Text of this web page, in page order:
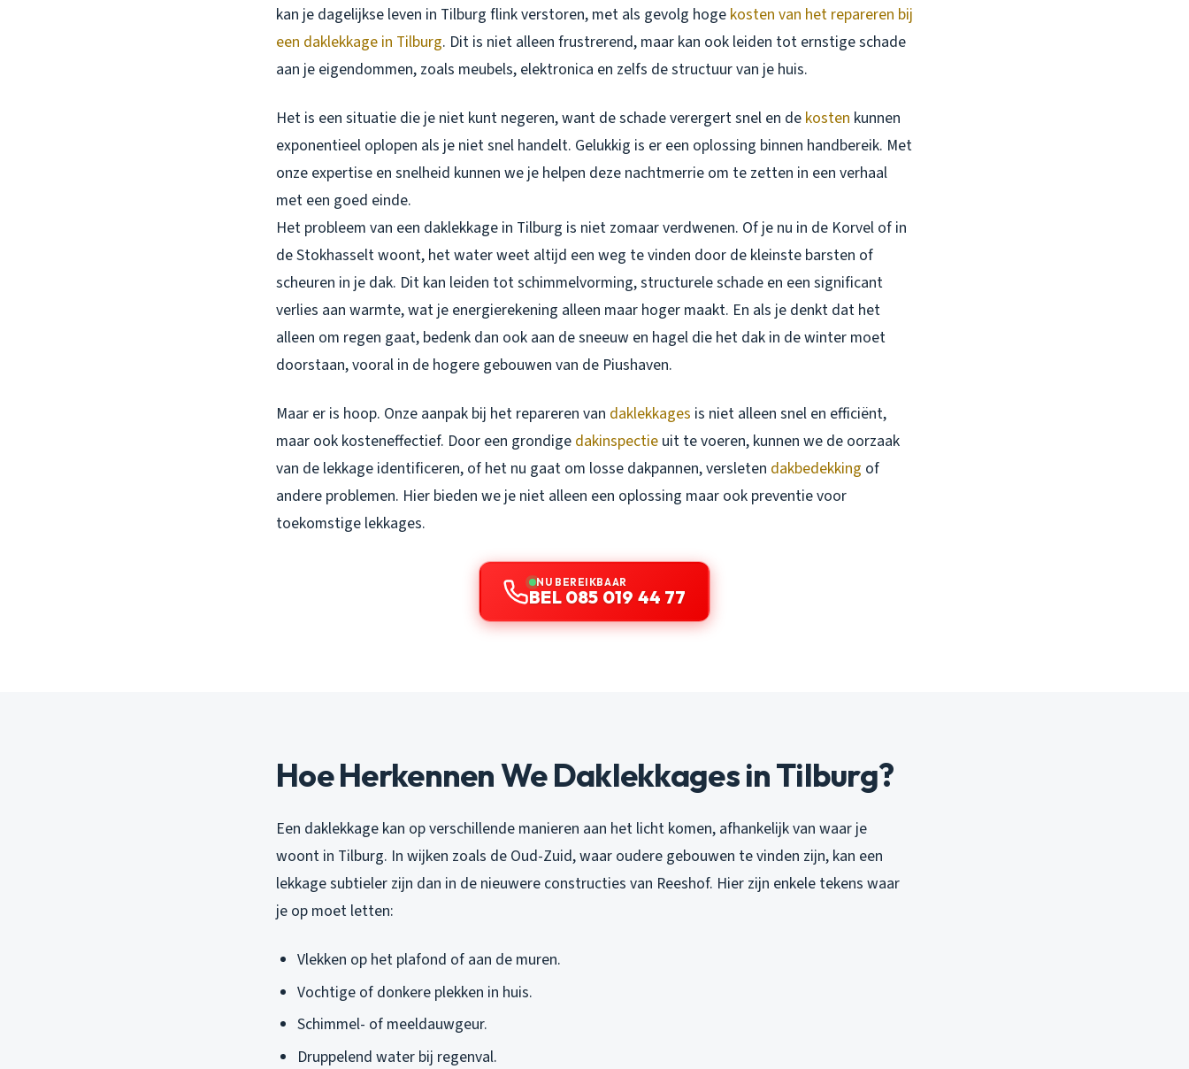
kan je dagelijkse leven in Tilburg flink verstoren, met als gevolg hoge kosten van het repareren bij
een daklekkage in Tilburg. Dit is niet alleen frustrerend, maar kan ook leiden tot ernstige schade
aan je eigendommen, zoals meubels, elektronica en zelfs de structuur van je huis.
Het is een situatie die je niet kunt negeren, want de schade verergert snel en de kosten kunnen
exponentieel oplopen als je niet snel handelt. Gelukkig is er een oplossing binnen handbereik. Met
onze expertise en snelheid kunnen we je helpen deze nachtmerrie om te zetten in een verhaal
met een goed einde.
Het probleem van een daklekkage in Tilburg is niet zomaar verdwenen. Of je nu in de Korvel of in
de Stokhasselt woont, het water weet altijd een weg te vinden door de kleinste barsten of
scheuren in je dak. Dit kan leiden tot schimmelvorming, structurele schade en een significant
verlies aan warmte, wat je energierekening alleen maar hoger maakt. En als je denkt dat het
alleen om regen gaat, bedenk dan ook aan de sneeuw en hagel die het dak in de winter moet
doorstaan, vooral in de hogere gebouwen van de Piushaven.
Maar er is hoop. Onze aanpak bij het repareren van daklekkages is niet alleen snel en efficiënt,
maar ook kosteneffectief. Door een grondige dakinspectie uit te voeren, kunnen we de oorzaak
van de lekkage identificeren, of het nu gaat om losse dakpannen, versleten dakbedekking of
andere problemen. Hier bieden we je niet alleen een oplossing maar ook preventie voor
toekomstige lekkages.
NU BEREIKBAAR
BEL 085 019 44 77
Hoe Herkennen We Daklekkages in Tilburg?
Een daklekkage kan op verschillende manieren aan het licht komen, afhankelijk van waar je
woont in Tilburg. In wijken zoals de Oud-Zuid, waar oudere gebouwen te vinden zijn, kan een
lekkage subtieler zijn dan in de nieuwere constructies van Reeshof. Hier zijn enkele tekens waar
je op moet letten:
Vlekken op het plafond of aan de muren.
Vochtige of donkere plekken in huis.
Schimmel- of meeldauwgeur.
Druppelend water bij regenval.